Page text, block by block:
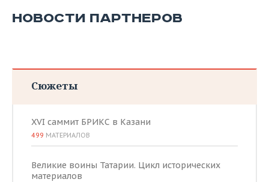
НОВОСТИ ПАРТНЕРОВ
Сюжеты
XVI саммит БРИКС в Казани
499 МАТЕРИАЛОВ
Великие воины Татарии. Цикл исторических
материалов